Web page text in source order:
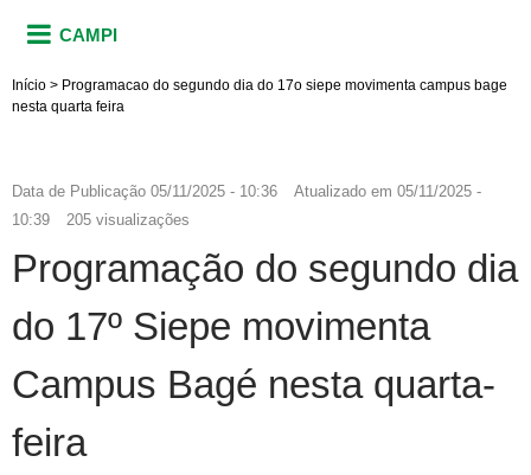
CAMPI
Início > Programacao do segundo dia do 17o siepe movimenta campus bage
nesta quarta feira
Data de Publicação 05/11/2025 - 10:36 Atualizado em 05/11/2025 -
10:39
205 visualizações
Programação do segundo dia
do 17º Siepe movimenta
Campus Bagé nesta quarta-
feira